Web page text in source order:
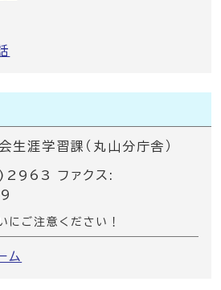
生涯学習課（丸山分庁舎）
ファクス:
にご注意ください！
ム